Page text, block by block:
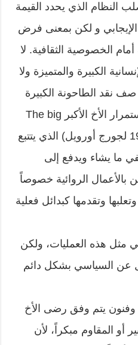
الذي يحدد القيمة
الإيجابي و لكن بمعنى فرض
أمام الخصوصية الثقافية. لا
الكبيرة والمتميزة ولا
صف نقد الطاحونة الكبيرة
التي يسهر على مراقبتها باستمرار الأخ الأكبر The big
brother (كما في رواية 1984 لجورج أورويل) الذي يتتبع
ما يشاء ويدفع إلى
بالأعمال الروائية خصوصاً
وتقدمها كبدائل فعلية
مثل هذه العمليات، ولكن
عن السياسي بشكل دائم
وفنون يتم وفق رضى الأخ
أو المقاوم مبكراً، لأن